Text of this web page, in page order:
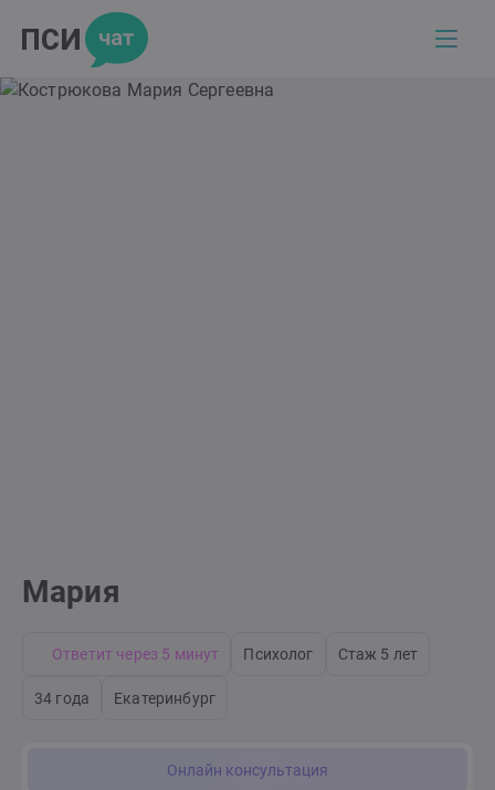
Мария
Ответит через 5 минут Психолог Стаж 5 лет
34 года Екатеринбург
Онлайн консультация